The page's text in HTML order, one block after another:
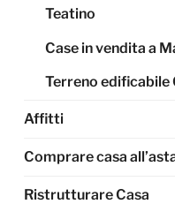
Teatino
Case in vendita a
Terreno edificabile
Affitti
Comprare casa
Ristrutturare Casa